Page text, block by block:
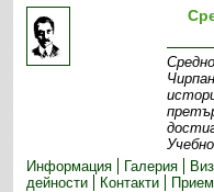
Информация
Галерия
дейности
Контакти